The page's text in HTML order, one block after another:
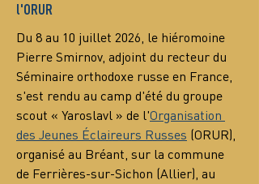
l'ORUR
Du 8 au 10 juillet 2026, le hiéromoine
Pierre Smirnov, adjoint du recteur du
Séminaire orthodoxe russe en France,
s'est rendu au camp d'été du groupe
scout « Yaroslavl » de l'Organisation
des Jeunes Éclaireurs Russes (ORUR),
organisé au Bréant, sur la commune
de Ferrières-sur-Sichon (Allier), au